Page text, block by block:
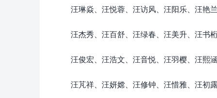
汪琳焱、汪悦蓉、汪访风、汪阳乐、汪艳兰
汪杰秀、汪百舒、汪绿春、汪美升、汪书桁
汪俊宏、汪浩文、汪音悦、汪羽樱、汪熙涵
汪芃祥、汪妍嫦、汪修钟、汪惜雅、汪初露